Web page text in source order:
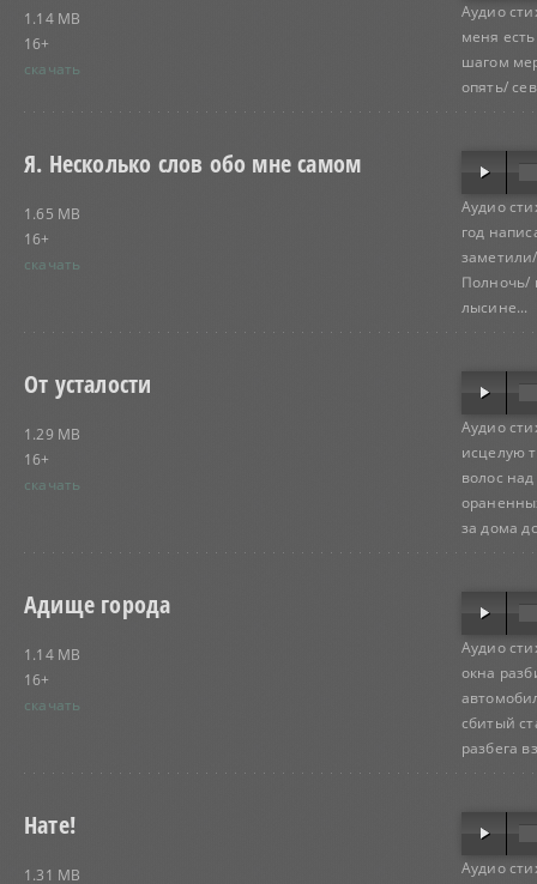
1.14 MB
16+
скачать
Аудио
меня
шагом
опять/
Я. Несколько слов обо мне самом
1.65 MB
16+
скачать
Аудио
год
Полночь/
лысине...
От усталости
1.29 MB
16+
скачать
Аудио
исцелую
волос
за дома
Адище города
1.14 MB
16+
скачать
Аудио
окна
сбитый
разбега
Нате!
1.31 MB
Аудио